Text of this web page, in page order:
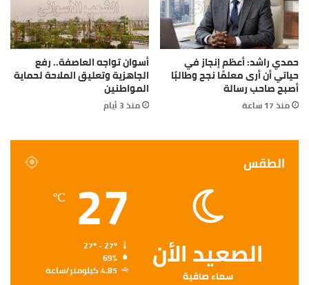
حمدي راشد: أعظم إنجاز في
حياتي أن أرى معلمًا نجح وطالبًا
أصبح صاحب رسالة
منذ 17 ساعة
أسوان تواجه العاصفة.. رفع
الجاهزية وتعليق الملاحة لحماية
المواطنين
منذ 3 أيام
الطقس
الصعيد الأن
سماء صافية
27
℃
69%
4.85 كيلومتر/ساعة